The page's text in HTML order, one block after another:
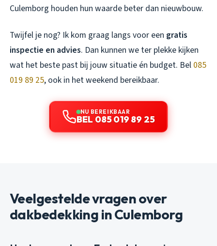
Culemborg houden hun waarde beter dan nieuwbouw.
Twijfel je nog? Ik kom graag langs voor een gratis
inspectie en advies. Dan kunnen we ter plekke kijken
wat het beste past bij jouw situatie én budget. Bel 085
019 89 25, ook in het weekend bereikbaar.
NU BEREIKBAAR
BEL 085 019 89 25
Veelgestelde vragen over
dakbedekking in Culemborg